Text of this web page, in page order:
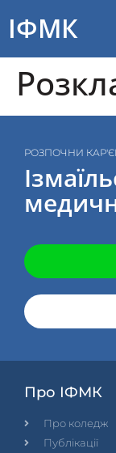
вмісту
ІФМК
РОЗПОЧНИ
Про ІФМК
Про коледж
Публікації